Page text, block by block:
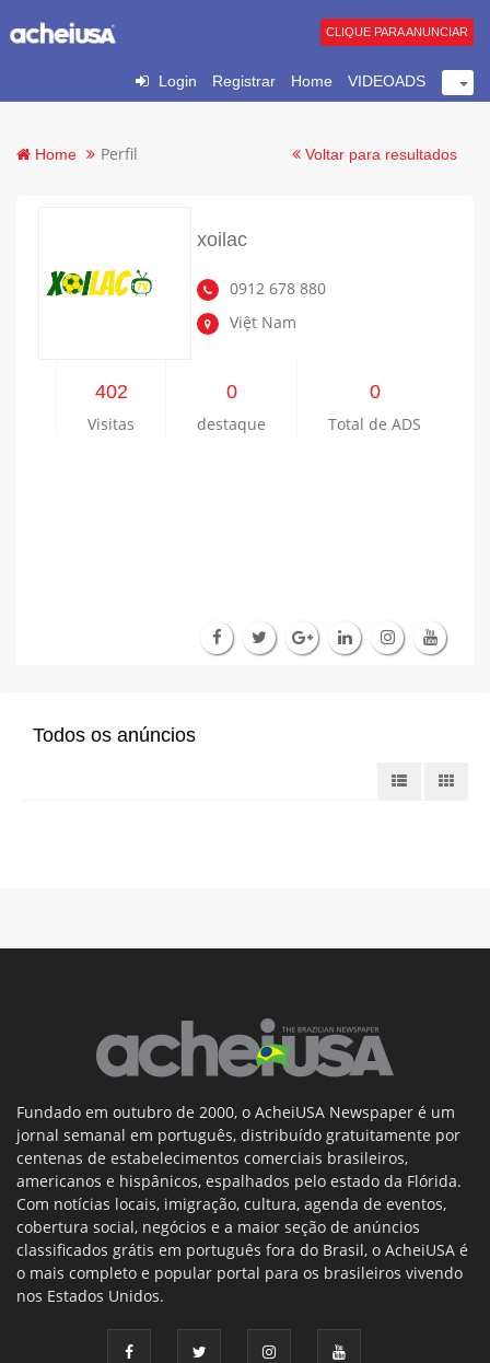
Login Registrar Home VIDEOADS
CLIQUE PARA ANUNCIAR
Home Perfil Voltar para resultados
xoilac
0912 678 880
Việt Nam
402
Visitas
0
destaque
0
Total de ADS
Todos os anúncios
Fundado em outubro de 2000, o AcheiUSA Newspaper é um
jornal semanal em português, distribuído gratuitamente por
centenas de estabelecimentos comerciais brasileiros,
americanos e hispânicos, espalhados pelo estado da Flórida.
Com notícias locais, imigração, cultura, agenda de eventos,
cobertura social, negócios e a maior seção de anúncios
classificados grátis em português fora do Brasil, o AcheiUSA é
o mais completo e popular portal para os brasileiros vivendo
nos Estados Unidos.